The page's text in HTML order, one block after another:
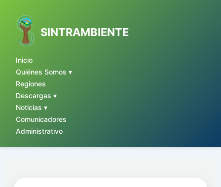
SINTRAMBIENTE
Inicio
Quiénes Somos ▾
Regiones
Descargas ▾
Noticias ▾
Comunicadores
Administrativo
contenido